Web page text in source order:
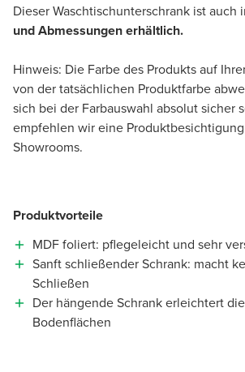
Dieser Waschtischunterschrank ist auch
und Abmessungen erhältlich.
Hinweis: Die Farbe des Produkts auf
von der tatsächlichen Produktfarbe
sich bei der Farbauswahl absolut sicher
empfehlen wir eine
Showrooms.
Produktvorteile
MDF foliert: pflegeleicht und sehr
Sanft schließender Schrank: macht
Schließen
Der hängende Schrank erleichtert
Bodenflächen